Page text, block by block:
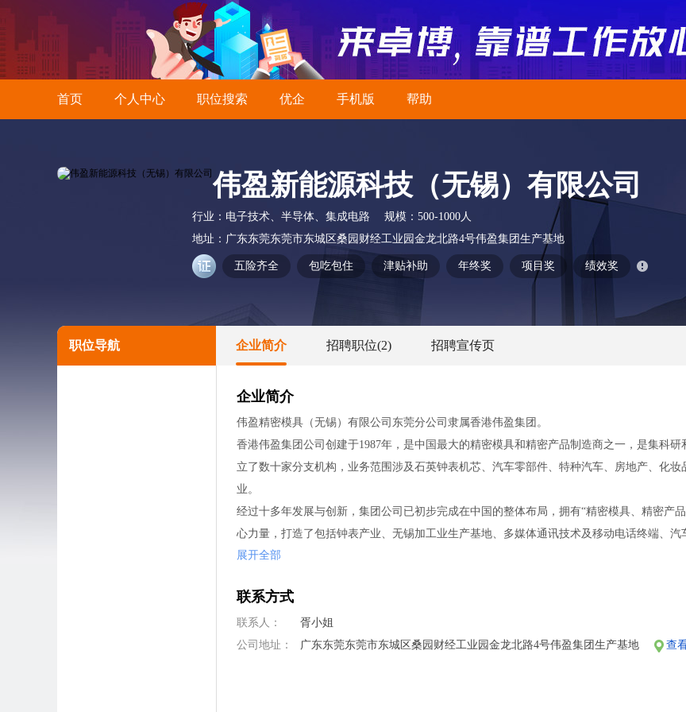
首页 个人中心 职位搜索 优企 手机版 帮助
伟盈新能源科技（无锡）有限公司
行业： 电子技术、半导体、集成电路 规模： 500-1000人
地址： 广东东莞东莞市东城区桑园财经工业园金龙北路4号伟盈集团生产基地
五险齐全 包吃包住 津贴补助 年终奖 项目奖 绩效奖
职位导航 企业简介 招聘职位(2) 招聘宣传页
企业简介
伟盈精密模具（无锡）有限公司东莞分公司隶属香港伟盈集团。
香港伟盈集团公司创建于1987年，是中国最大的精密模具和精密产品制造商之一，是集科
立了数十家分支机构，业务范围涉及石英钟表机芯、汽车零部件、特种汽车、房地产、化
业。
经过十多年发展与创新，集团公司已初步完成在中国的整体布局，拥有“精密模具、精密产
心力量，打造了包括钟表产业、无锡加工业生产基地、多媒体通讯技术及移动电话终端、汽
集团倡导“为顾客创造价值、为员工创造机会、为社会创造效益”的经营宗旨，以“敬业、诚
先进而完善的“选才、育才、用才、留才”机制，其中正在全集团推行的新型薪酬制度、多功
我们秉承优质创新、科技兴国之宗旨，凭借多年的精密制造技术，与您携手真诚合作，发展
若欲了解更多详细信息，请浏览集团公司网站：http://www.wellgain.com
展开全部
联系方式
联系人：
胥小姐
公司地址：
广东东莞东莞市东城区桑园财经工业园金龙北路4号伟盈集团生产基地 查